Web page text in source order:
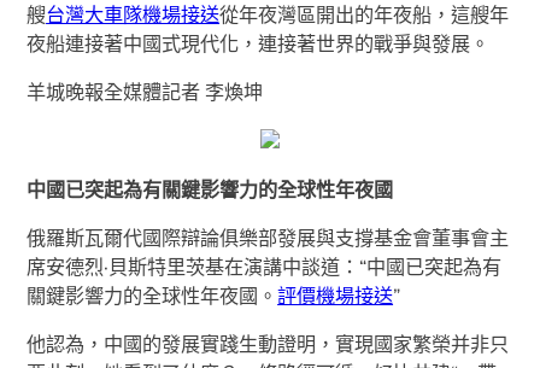
艘台灣大車隊機場接送從年夜灣區開出的年夜船，這艘年
夜船連接著中國式現代化，連接著世界的戰爭與發展。
羊城晚報全媒體記者 李煥坤
中國已突起為有關鍵影響力的全球性年夜國
俄羅斯瓦爾代國際辯論俱樂部發展與支撐基金會董事會主
席安德烈·貝斯特里茨基在演講中談道：“中國已突起為有
關鍵影響力的全球性年夜國。評價機場接送”
他認為，中國的發展實踐生動證明，實現國家繁榮并非只